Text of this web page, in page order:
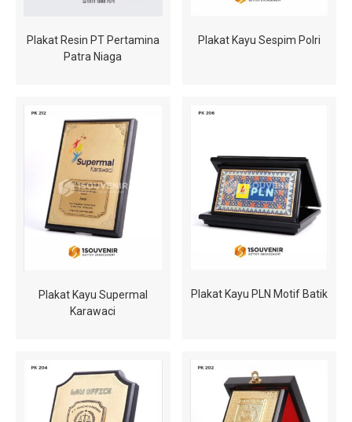
Plakat Resin PT Pertamina
Patra Niaga
Plakat Kayu Sespim Polri
Plakat Kayu Supermal
Karawaci
Plakat Kayu PLN Motif Batik